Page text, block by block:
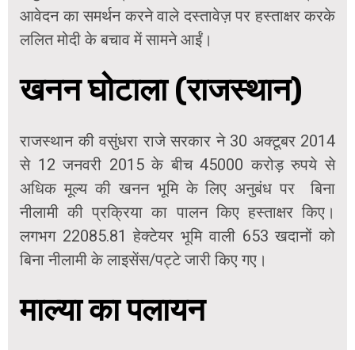
आवेदन का समर्थन करने वाले दस्तावेज़ पर हस्ताक्षर करके
ललित मोदी के बचाव में सामने आईं।
खनन घोटाला (राजस्थान)
राजस्थान की वसुंधरा राजे सरकार ने 30 अक्टूबर 2014
से 12 जनवरी 2015 के बीच 45000 करोड़ रुपये से
अधिक मूल्य की खनन भूमि के लिए अनुबंध पर बिना
नीलामी की प्रक्रिया का पालन किए हस्ताक्षर किए।
लगभग 22085.81 हेक्टेयर भूमि वाली 653 खदानों को
बिना नीलामी के लाइसेंस/पट्टे जारी किए गए।
माल्या का पलायन